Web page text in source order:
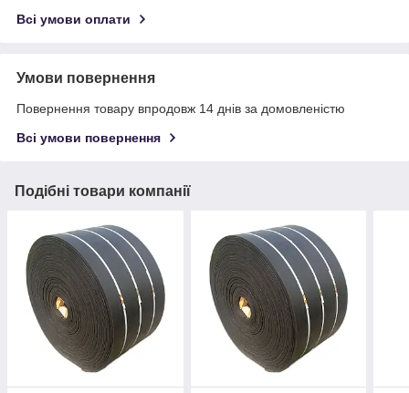
Всі умови оплати
Умови повернення
Повернення товару впродовж 14 днів за домовленістю
Всі умови повернення
Подібні товари компанії